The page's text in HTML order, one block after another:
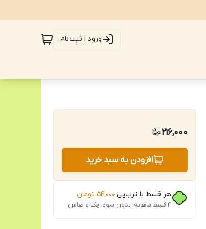
ورود | ثبت‌نام
216,000
افزودن به سبد خرید
هر قسط با ترب‌پی:۵۴٬۰۰۰ تومان
۴ قسط ماهانه. بدون سود، چک و ضامن.